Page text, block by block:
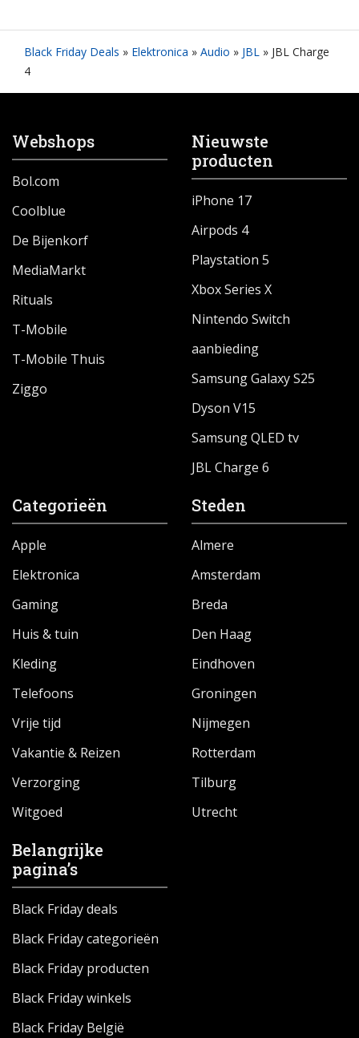
Black Friday Deals » Elektronica » Audio » JBL » JBL Charge
4
Webshops
Bol.com
Coolblue
De Bijenkorf
MediaMarkt
Rituals
T-Mobile
T-Mobile Thuis
Ziggo
Nieuwste
producten
iPhone 17
Airpods 4
Playstation 5
Xbox Series X
Nintendo Switch
aanbieding
Samsung Galaxy S25
Dyson V15
Samsung QLED tv
JBL Charge 6
Categorieën
Apple
Elektronica
Gaming
Huis & tuin
Kleding
Telefoons
Vrije tijd
Vakantie & Reizen
Verzorging
Witgoed
Steden
Almere
Amsterdam
Breda
Den Haag
Eindhoven
Groningen
Nijmegen
Rotterdam
Tilburg
Utrecht
Belangrijke
pagina’s
Black Friday deals
Black Friday categorieën
Black Friday producten
Black Friday winkels
Black Friday België